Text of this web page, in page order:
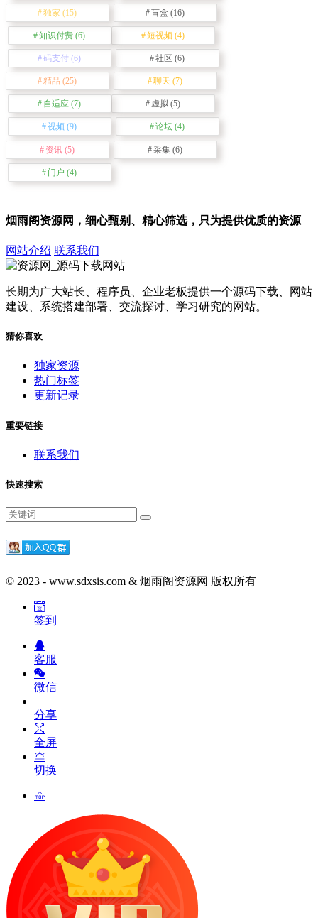
独家 (15) 盲盒 (16)
知识付费 (6) 短视频 (4)
码支付 (6) 社区 (6)
精品 (25) 聊天 (7)
自适应 (7) 虚拟 (5)
视频 (9) 论坛 (4)
资讯 (5) 采集 (6)
门户 (4)
烟雨阁资源网，细心甄别、精心筛选，只为提供优质的资源
网站介绍 联系我们
长期为广大站长、程序员、企业老板提供一个源码下载、网站
建设、系统搭建部署、交流探讨、学习研究的网站。
猜你喜欢
独家资源
热门标签
更新记录
重要链接
联系我们
快速搜索
© 2023 - www.sdxsis.com & 烟雨阁资源网 版权所有
签到
客服
微信
分享
全屏
切换